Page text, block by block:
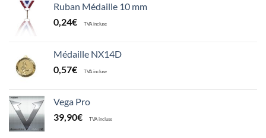
Ruban Médaille 10 mm
0,24€ TVA incluse
Médaille NX14D
0,57€ TVA incluse
Vega Pro
39,90€ TVA incluse